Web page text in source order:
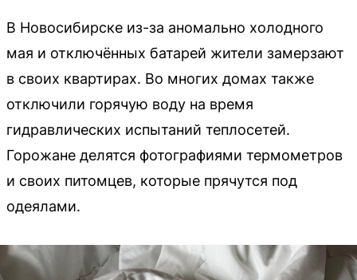
В Новосибирске из-за аномально холодного
мая и отключённых батарей жители замерзают
в своих квартирах. Во многих домах также
отключили горячую воду на время
гидравлических испытаний теплосетей.
Горожане делятся фотографиями термометров
и своих питомцев, которые прячутся под
одеялами.